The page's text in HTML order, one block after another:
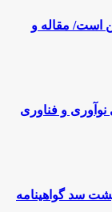
است/ مقاله و
نوآوری و فناوری
سد گواهینامه